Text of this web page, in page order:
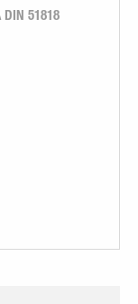
DIN 51818